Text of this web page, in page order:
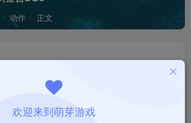
动作 正文
请付费后查看
￥1
欢迎来到萌芽游戏